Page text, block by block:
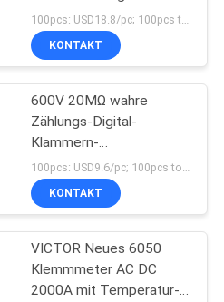
100pcs: USD18.8/pc; 100pcs to 500pcs: USD18/pc; 500pcs to 1000pcs: USD17/pc; Above 3000pcs: USD16.3/pc MOQ:300
KONTAKT
600V 20MΩ wahre
Zählungs-Digital-
Klammern-
Prüfvorrichtung des
Effektivwert-Klammern-
Vielfachmessgerät-2000
KONTAKT
VICTOR Neues 6050
Klemmmeter AC DC
2000A mit Temperatur-